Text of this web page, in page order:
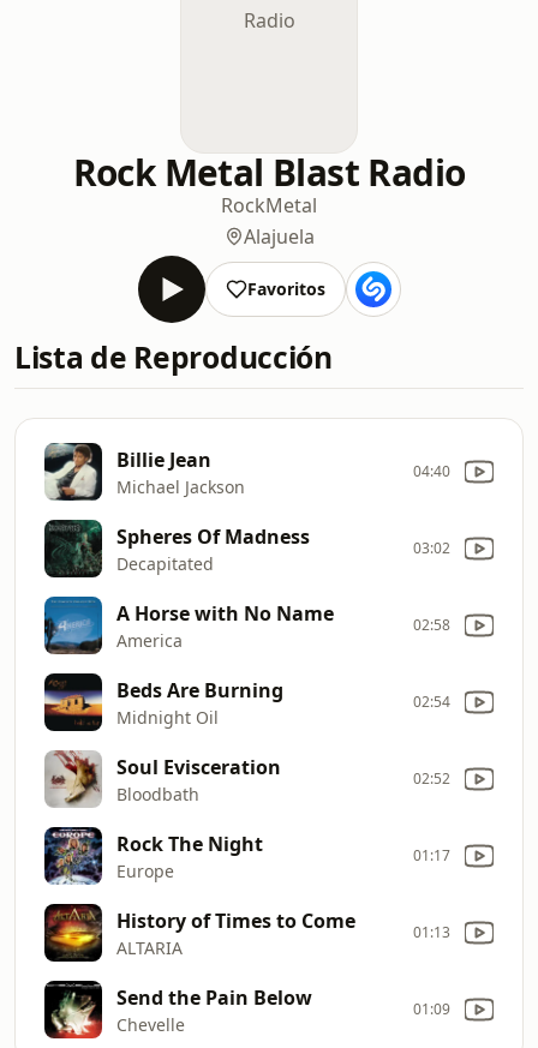
Rock Metal Blast Radio
RockMetal
Alajuela
Favoritos
Lista de Reproducción
Billie Jean
Michael Jackson
04:40
Spheres Of Madness
Decapitated
03:02
A Horse with No Name
America
02:58
Beds Are Burning
Midnight Oil
02:54
Soul Evisceration
Bloodbath
02:52
Rock The Night
Europe
01:17
History of Times to Come
ALTARIA
01:13
Send the Pain Below
Chevelle
01:09